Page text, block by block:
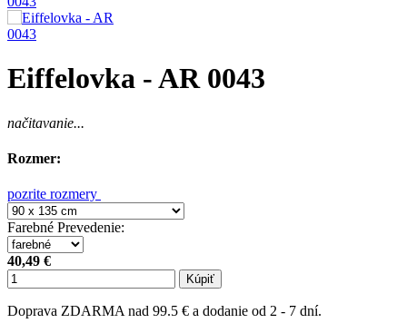
Eiffelovka - AR 0043
načitavanie...
Rozmer:
pozrite rozmery
Farebné Prevedenie:
40,49 €
Kúpiť
Doprava ZDARMA nad 99.5 € a dodanie od 2 - 7 dní.